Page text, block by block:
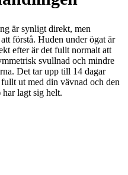
är synligt direkt, men
förstå. Huden under ögat är
efter är det fullt normalt att
svullnad och mindre
Det tar upp till 14 dagar
ut med din vävnad och den
lagt sig helt.